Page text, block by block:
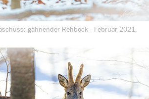
gähnender Rehbock - Februar 2021.